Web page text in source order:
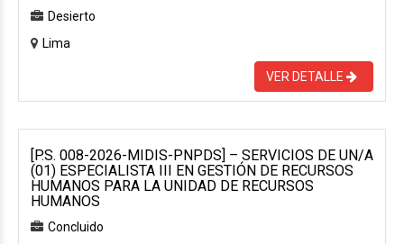
Desierto
Lima
VER DETALLE
[P.S. 008-2026-MIDIS-PNPDS] – SERVICIOS DE UN/A
(01) ESPECIALISTA III EN GESTIÓN DE RECURSOS
HUMANOS PARA LA UNIDAD DE RECURSOS
HUMANOS
Concluido